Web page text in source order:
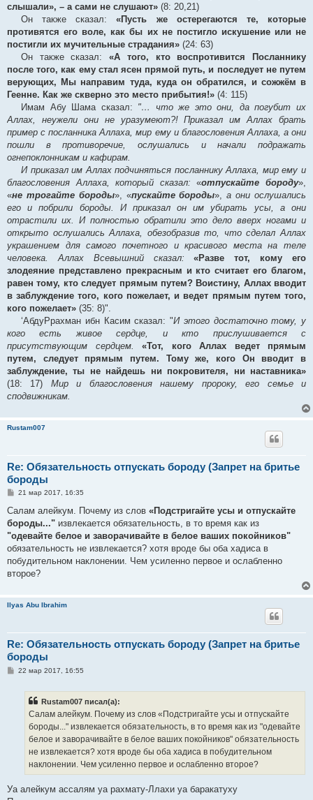
слышали», – а сами не слушают» (8: 20,21)
Он также сказал:«Пусть же остерегаются те, которые
противятся его воле, как бы их не постигло искушение или не
постигли их мучительные страдания» (24: 63)
Он также сказал:«А того, кто воспротивится Посланнику
после того, как ему стал ясен прямой путь, и последует не путем
верующих, Мы направим туда, куда он обратился, и сожжём в
Геенне. Как же скверно это место прибытия!» (4: 115)
Имам Абу Шама сказал: "… что же это они, да погубит их
Аллах, неужели они не уразумеют?! Приказал им Аллах брать
пример с посланника Аллаха, мир ему и благословения Аллаха, а они
пошли в противоречие, ослушались и начали подражать
огнепоклонникам и кафирам.
И приказал им Аллах подчиняться посланнику Аллаха, мир ему и
благословения Аллаха, который сказал:«отпускайте бороду»,
«не трогайте бороды», «пускайте бороды»,а они ослушались
его и побрили бороды. И приказал он им убирать усы, а они
отрастили их. И полностью обратили это дело вверх ногами и
открыто ослушались Аллаха, обезобразив то, что сделал Аллах
украшением для самого почетного и красивого места на теле
человека. Аллах Всевышний сказал:
«Разве тот, кому его
злодеяние представлено прекрасным и кто считает его благом,
равен тому, кто следует прямым путем? Воистину, Аллах вводит
в заблуждение того, кого пожелает, и ведет прямым путем того,
кого пожелает» (35: 8)".
‘АбдуРрахман ибн Касим сказал: "И этого достаточно тому, у
кого есть живое сердце, и кто прислушивается с
присутствующим сердцем.
«Тот, кого Аллах ведет прямым
путем, следует прямым путем. Тому же, кого Он вводит в
заблуждение, ты не найдешь ни покровителя, ни наставника»
(18: 17) Мир и благословения нашему пророку, его семье и
сподвижникам.
Rustam007
Re: Обязательность отпускать бороду (Запрет на бритье
бороды
С
о
щ
е
н
и
е
21 мар 2017, 16:35
Салам алейкум. Почему из слов «Подстригайте усы и отпускайте
бороды..." извлекается обязательность, в то время как из
"одевайте белое и заворачивайте в белое ваших покойников"
обязательность не извлекается? хотя вроде бы оба хадиса в
побудительном наклонении. Чем усиленно первое и ослабленно
второе?
Ilyas Abu Ibrahim
Re: Обязательность отпускать бороду (Запрет на бритье
бороды
С22 мар 2017, 16:55
Rustam007 писал(а):
Салам алейкум. Почему из слов «Подстригайте усы и отпускайте
бороды..." извлекается обязательность, в то время как из "одевайте
белое и заворачивайте в белое ваших покойников" обязательность
не извлекается? хотя вроде бы оба хадиса в побудительном
наклонении. Чем усиленно первое и ослабленно второе?
Уа алейкум ассалям уа рахмату-Ллахи уа баракатуху